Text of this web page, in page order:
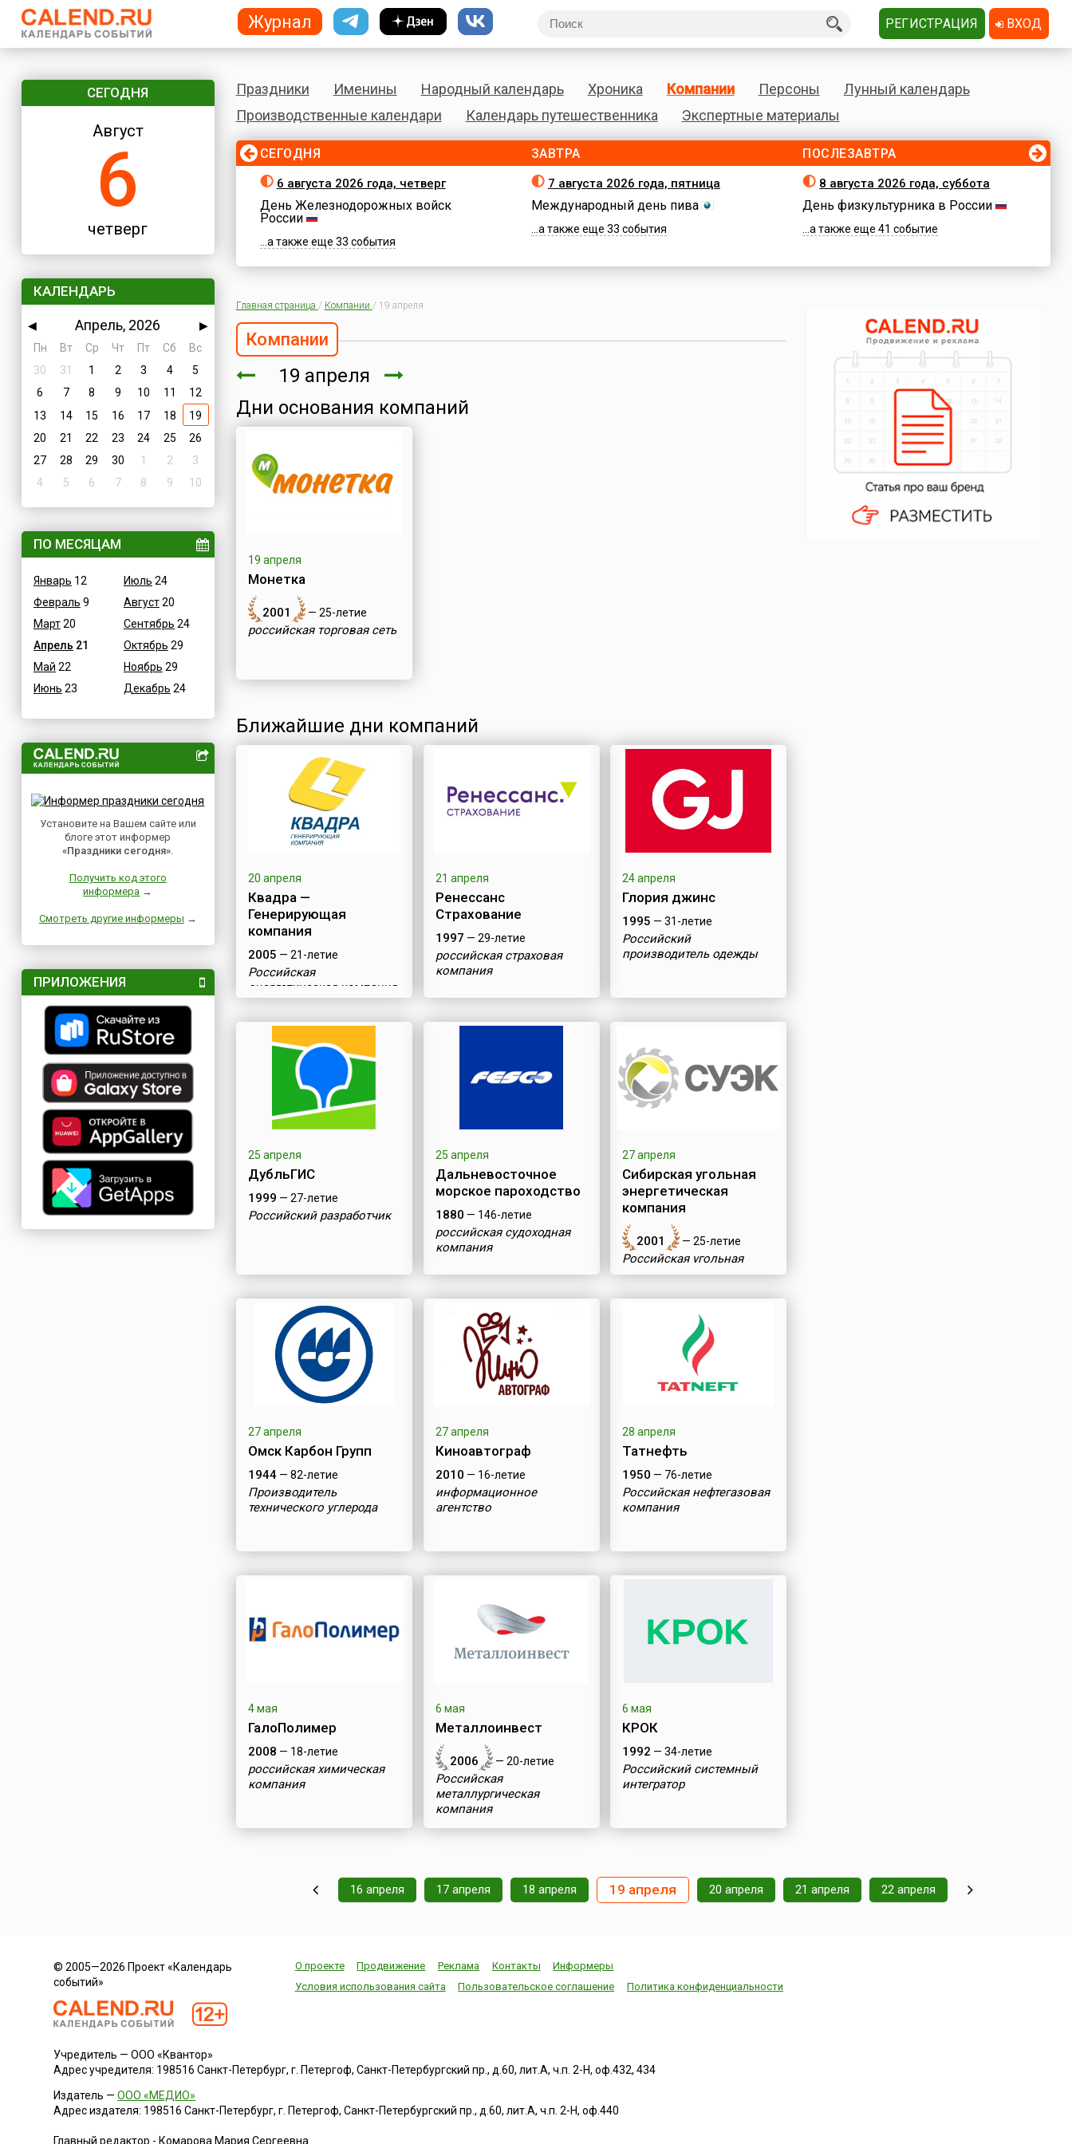
СЕГОДНЯ
Август
6
четверг
КАЛЕНДАРЬ
◀ Апрель, 2026
▶
Пн
Вт Ср Чт Пт Сб
Вс
30
31 1 2 3 4
5
6
7 8 9 10 11
12
13
14 15 16 17 18
19
20
21 22 23 24 25
26
27
28 29 30 1 2
3
4
5 6 7 8 9 10
ПО МЕСЯЦАМ
Январь 12
Февраль 9
Март20
Апрель 21
Май 22
Июнь 23
Июль 24
Август20
Сентябрь 24
Октябрь 29
Ноябрь 29
Декабрь 24
Установите на Вашем сайте или
блоге этот информер
«Праздники сегодня».
Получить код этого
информера →
Смотреть другие информеры →
ПРИЛОЖЕНИЯ
Праздники Именины Народный календарь Хроника Компании Персоны
Лунный календарь
Производственные календари
Календарь путешественника Экспертные материалы
СЕГОДНЯ
6 августа 2026 года, четверг
День Железнодорожных войск
России
...а также еще 33 события
ЗАВТРА
7 августа 2026 года, пятница
Международный день пива
...а также еще 33 события
ПОСЛЕЗАВТРА
8 августа 2026 года, суббота
День физкультурника в России
...а также еще 41 событие
Главная страница / Компании / 19 апреля
Компании
19 апреля
Дни основания компаний
19 апреля
Монетка
2001 — 25-летие
российская торговая сеть
Ближайшие дни компаний
20 апреля
Квадра —
Генерирующая
компания
2005 — 21-летие
Российская
энергетическая компания
21 апреля
Ренессанс
Страхование
1997 — 29-летие
российская страховая
компания
24 апреля
Глория джинс
1995 — 31-летие
Российский
производитель одежды
25 апреля
ДубльГИС
1999 — 27-летие
Российский разработчик
25 апреля
Дальневосточное
морское пароходство
1880 — 146-летие
российская судоходная
компания
27 апреля
Сибирская угольная
энергетическая
компания
2001 — 25-летие
Российская угольная
компания
27 апреля
Омск Карбон Групп
1944— 82-летие
Производитель
технического углерода
27 апреля
Киноавтограф
2010 — 16-летие
информационное
агентство
28 апреля
Татнефть
1950 — 76-летие
Российская нефтегазовая
компания
4 мая
ГалоПолимер
2008 — 18-летие
российская химическая
компания
6 мая
Металлоинвест
2006 — 20-летие
Российская
металлургическая
компания
6 мая
КРОК
1992 — 34-летие
Российский системный
интегратор
16 апреля 17 апреля 18 апреля 19 апреля 20 апреля 21 апреля 22 апреля
© 2005—2026 Проект «Календарь
событий»
О проекте Продвижение Реклама Контакты
Информеры
Условия использования сайта
Пользовательское соглашение Политика конфиденциальности
Учредитель — ООО «Квантор»
Адрес учредителя: 198516 Санкт-Петербург, г. Петергоф, Санкт-Петербургский пр., д.60, лит.А, ч.п. 2-Н, оф.432, 434
Издатель —ООО «МЕДИО»
Адрес издателя: 198516 Санкт-Петербург, г. Петергоф, Санкт-Петербургский пр., д.60, лит.А, ч.п. 2-Н, оф.440
Главный редактор - Комарова Мария Сергеевна
Журнал РЕГИСТРАЦИЯ ВХОД